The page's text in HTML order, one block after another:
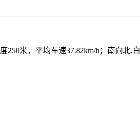
米，平均车速37.82km/h；南向北,白